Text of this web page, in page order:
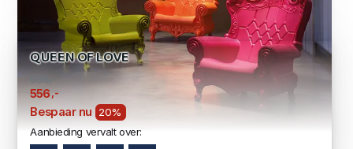
QUEEN OF LOVE
695,-
556 ,-
Bespaar nu
20%
Aanbieding vervalt over: